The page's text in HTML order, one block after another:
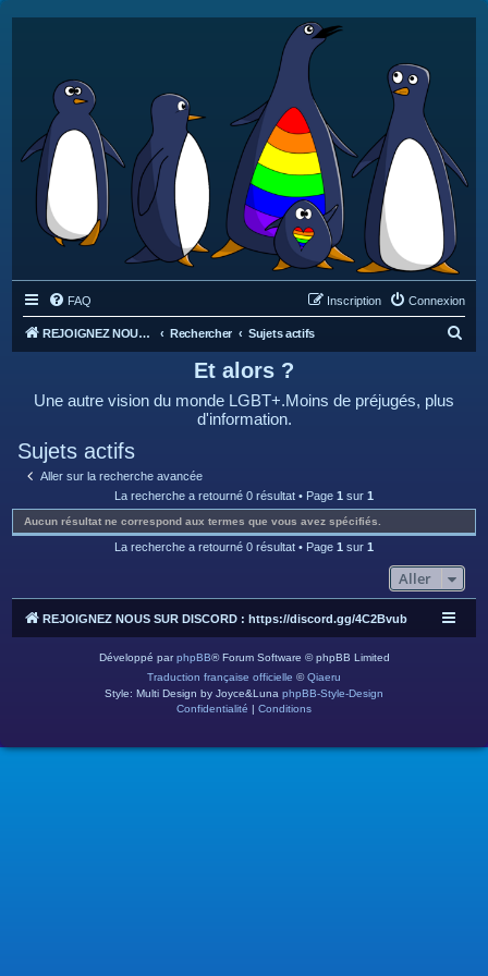
FAQ Connexion
Inscription
REJOIGNEZ NOUS SUR DISCORD : https://discord.gg/4C2Bvub Rechercher Sujets actifs
r
Et alors ?
Une autre vision du monde LGBT+.Moins de préjugés, plus
d'information.
Sujets actifs
Aller sur la recherche avancée
La recherche a retourné 0 résultat • Page 1 sur 1
Aucun résultat ne correspond aux termes que vous avez spécifiés.
La recherche a retourné 0 résultat • Page 1 sur 1
Aller
REJOIGNEZ NOUS SUR DISCORD : https://discord.gg/4C2Bvub
Développé parphpBB® Forum Software © phpBB Limited
Traduction française officielle ©Qiaeru
Style: Multi Design by Joyce&Luna phpBB-Style-Design
Confidentialité
Conditions